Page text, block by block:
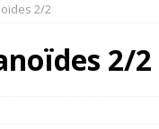
2/2
2/2